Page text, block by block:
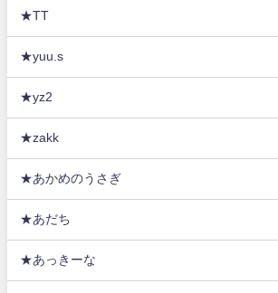
★TT
★yuu.s
★yz2
★zakk
★あかめのうさぎ
★あだち
★あっきーな